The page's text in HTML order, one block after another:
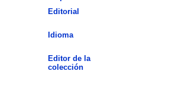
Editorial
Idioma
Editor de la
colección